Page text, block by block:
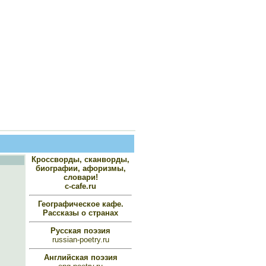
Кроссворды, сканворды,
биографии, афоризмы,
словари!
c-cafe.ru
Географическое кафе.
Рассказы о странах
Русская поэзия
russian-poetry.ru
Английская поэзия